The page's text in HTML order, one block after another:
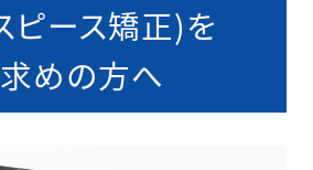
ピース矯正)を
めの方へ